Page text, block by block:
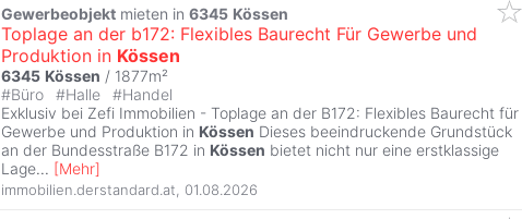
Gewerbeobjekt mieten in 6345 Kössen
Toplage an der b172: Flexibles Baurecht Für Gewerbe und
Produktion in Kössen
6345 Kössen / 1877m²
#Büro #Halle #Handel
Exklusiv bei Zefi Immobilien - Toplage an der B172: Flexibles Baurecht für
Gewerbe und Produktion in Kössen Dieses beeindruckende Grundstück
an der Bundesstraße B172 in Kössen bietet nicht nur eine erstklassige
Lage... [Mehr]
immobilien.derstandard.at 01.08.2026